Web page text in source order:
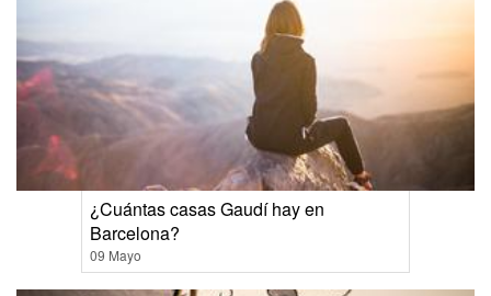
¿Cuántas casas Gaudí hay en
Barcelona?
09 Mayo